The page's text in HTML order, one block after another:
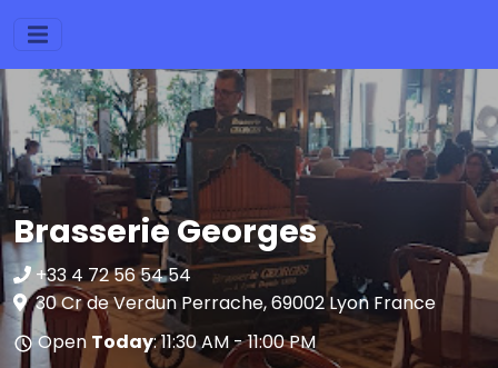
Brasserie Georges
+33 4 72 56 54 54
30 Cr de Verdun Perrache, 69002 Lyon France
Open Today: 11:30 AM - 11:00 PM